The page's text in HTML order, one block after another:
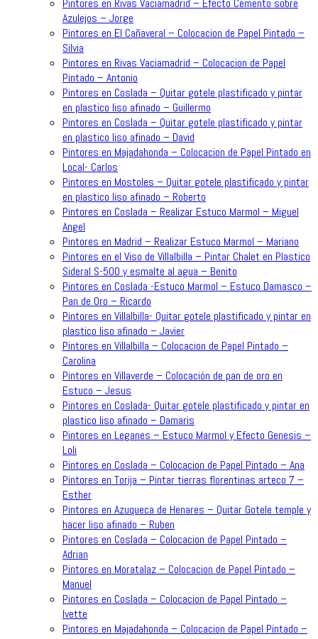
Pintores en Rivas Vaciamadrid – Efecto Cemento sobre
Azulejos – Jorge
Pintores en El Cañaveral – Colocacion de Papel Pintado –
Silvia
Pintores en Rivas Vaciamadrid – Colocacion de Papel
Pintado – Antonio
Pintores en Coslada – Quitar gotele plastificado y pintar
en plastico liso afinado – Guillermo
Pintores en Coslada – Quitar gotele plastificado y pintar
en plastico liso afinado – David
Pintores en Majadahonda – Colocacion de Papel Pintado en
Local- Carlos
Pintores en Mostoles – Quitar gotele plastificado y pintar
en plastico liso afinado – Roberto
Pintores en Coslada – Realizar Estuco Marmol – Miguel
Angel
Pintores en Madrid – Realizar Estuco Marmol – Mariano
Pintores en el Viso de Villalbilla – Pintar Chalet en Plastico
Sideral S-500 y esmalte al agua – Benito
Pintores en Coslada -Estuco Marmol – Estuco Damasco –
Pan de Oro – Ricardo
Pintores en Villalbilla- Quitar gotele plastificado y pintar en
plastico liso afinado – Javier
Pintores en Villalbilla – Colocacion de Papel Pintado –
Carolina
Pintores en Villaverde – Colocación de pan de oro en
Estuco – Jesus
Pintores en Coslada- Quitar gotele plastificado y pintar en
plastico liso afinado – Damaris
Pintores en Leganes – Estuco Marmol y Efecto Genesis –
Loli
Pintores en Coslada – Colocacion de Papel Pintado – Ana
Pintores en Torija – Pintar tierras florentinas arteco 7 –
Esther
Pintores en Azuqueca de Henares – Quitar Gotele temple y
hacer liso afinado – Ruben
Pintores en Coslada – Colocacion de Papel Pintado –
Adrian
Pintores en Moratalaz – Colocacion de Papel Pintado –
Manuel
Pintores en Coslada – Colocacion de Papel Pintado –
Ivette
Pintores en Majadahonda – Colocacion de Papel Pintado –